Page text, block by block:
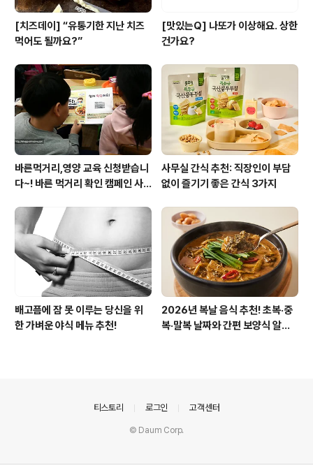
[치즈데이] “유통기한 지난 치즈
먹어도 될까요?”
[맛있는Q] 나또가 이상해요. 상한
건가요?
바른먹거리,영양 교육 신청받습니
다~! 바른 먹거리 확인 캠페인 사
사무실 간식 추천: 직장인이 부담
없이 즐기기 좋은 간식 3가지
배고픔에 잠 못 이루는 당신을 위
한 가벼운 야식 메뉴 추천!
2026년 복날 음식 추천! 초복·중
복·말복 날짜와 간편 보양식 알아
티스토리 로그인 고객센터
© Daum Corp.